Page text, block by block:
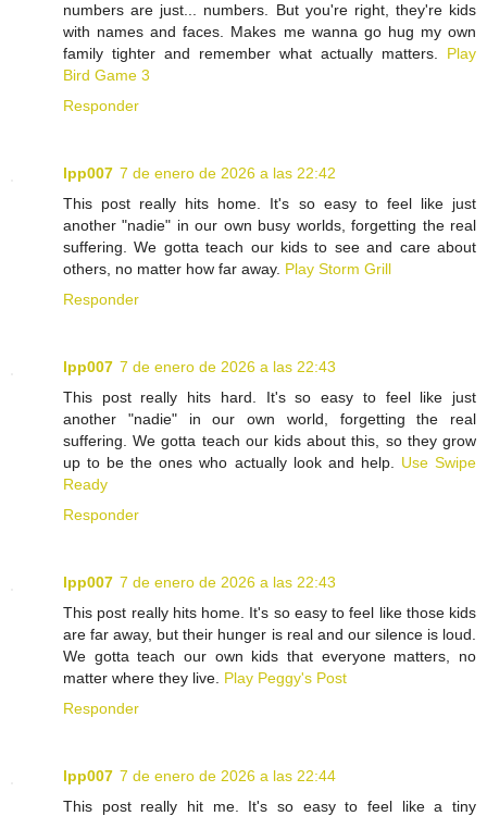
numbers are just... numbers. But you're right, they're kids
with names and faces. Makes me wanna go hug my own
family tighter and remember what actually matters. Play
Bird Game 3
Responder
lpp007 7 de enero de 2026 a las 22:42
This post really hits home. It's so easy to feel like just
another "nadie" in our own busy worlds, forgetting the real
suffering. We gotta teach our kids to see and care about
others, no matter how far away. Play Storm Grill
Responder
lpp007 7 de enero de 2026 a las 22:43
This post really hits hard. It's so easy to feel like just
another "nadie" in our own world, forgetting the real
suffering. We gotta teach our kids about this, so they grow
up to be the ones who actually look and help. Use Swipe
Ready
Responder
lpp007 7 de enero de 2026 a las 22:43
This post really hits home. It's so easy to feel like those kids
are far away, but their hunger is real and our silence is loud.
We gotta teach our own kids that everyone matters, no
matter where they live. Play Peggy's Post
Responder
lpp007 7 de enero de 2026 a las 22:44
This post really hit me. It's so easy to feel like a tiny